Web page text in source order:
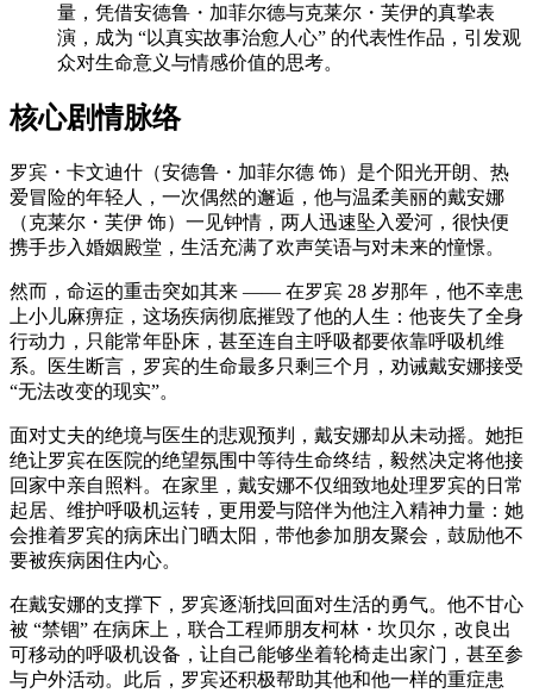
量，凭借安德鲁・加菲尔德与克莱尔・芙伊的真挚表
演，成为 “以真实故事治愈人心” 的代表性作品，引发观
众对生命意义与情感价值的思考。
核心剧情脉络
罗宾・卡文迪什（安德鲁・加菲尔德 饰）是个阳光开朗、热
爱冒险的年轻人，一次偶然的邂逅，他与温柔美丽的戴安娜
（克莱尔・芙伊 饰）一见钟情，两人迅速坠入爱河，很快便
携手步入婚姻殿堂，生活充满了欢声笑语与对未来的憧憬。
然而，命运的重击突如其来 —— 在罗宾 28 岁那年，他不幸患
上小儿麻痹症，这场疾病彻底摧毁了他的人生：他丧失了全身
行动力，只能常年卧床，甚至连自主呼吸都要依靠呼吸机维
系。医生断言，罗宾的生命最多只剩三个月，劝诫戴安娜接受
“无法改变的现实”。
面对丈夫的绝境与医生的悲观预判，戴安娜却从未动摇。她拒
绝让罗宾在医院的绝望氛围中等待生命终结，毅然决定将他接
回家中亲自照料。在家里，戴安娜不仅细致地处理罗宾的日常
起居、维护呼吸机运转，更用爱与陪伴为他注入精神力量：她
会推着罗宾的病床出门晒太阳，带他参加朋友聚会，鼓励他不
要被疾病困住内心。
在戴安娜的支撑下，罗宾逐渐找回面对生活的勇气。他不甘心
被 “禁锢” 在病床上，联合工程师朋友柯林・坎贝尔，改良出
可移动的呼吸机设备，让自己能够坐着轮椅走出家门，甚至参
与户外活动。此后，罗宾还积极帮助其他和他一样的重症患